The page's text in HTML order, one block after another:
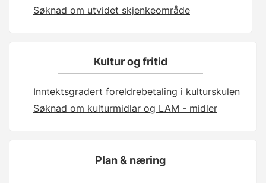
Søknad om utvidet skjenkeområde
Kultur og fritid
Inntektsgradert foreldrebetaling i kulturskulen
Søknad om kulturmidlar og LAM - midler
Plan & næring